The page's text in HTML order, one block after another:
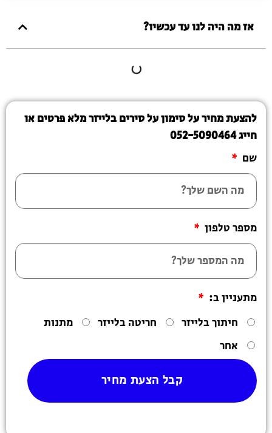
אז מה היה לנו עד עכשיו?
להצעת מחיר על סימון על סירים בלייזר מלא פרטים או
חייג 052-5090464
שם
מספר טלפון
מתעניין ב:
חיתוך בלייזר
חריטה בלייזר
מתנות
אחר
קבל הצעת מחיר